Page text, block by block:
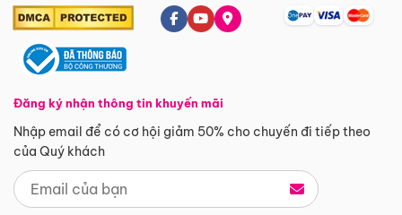
Đăng ký nhận thông tin khuyến mãi
Nhập email để có cơ hội giảm 50% cho chuyến đi tiếp theo
của Quý khách